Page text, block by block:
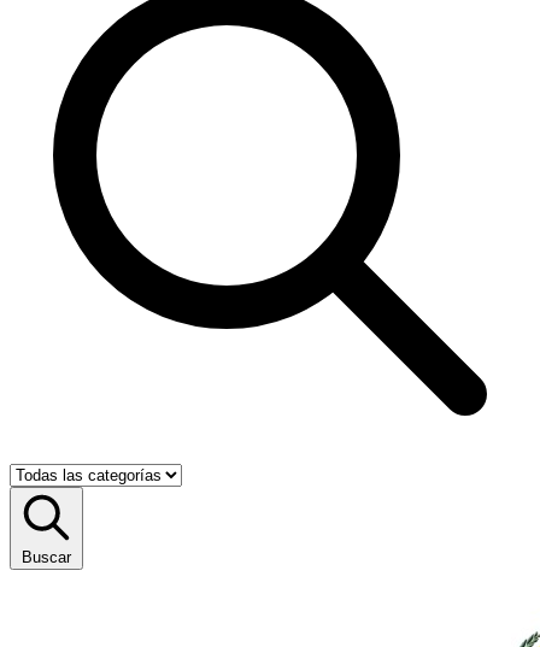
Buscar